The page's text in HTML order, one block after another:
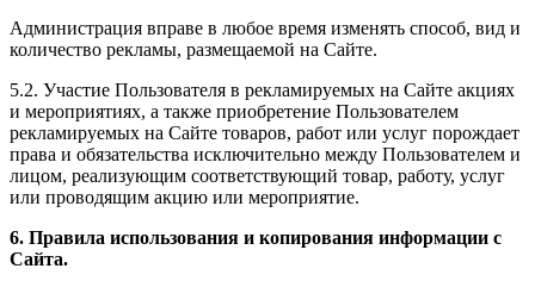
Администрация вправе в любое время изменять способ, вид и
количество рекламы, размещаемой на Сайте.
5.2. Участие Пользователя в рекламируемых на Сайте акциях
и мероприятиях, а также приобретение Пользователем
рекламируемых на Сайте товаров, работ или услуг порождает
права и обязательства исключительно между Пользователем и
лицом, реализующим соответствующий товар, работу, услуг
или проводящим акцию или мероприятие.
6. Правила использования и копирования информации с
Сайта.